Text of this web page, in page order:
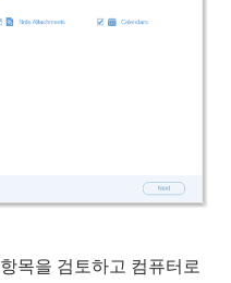
목을 검토하고 컴퓨터로